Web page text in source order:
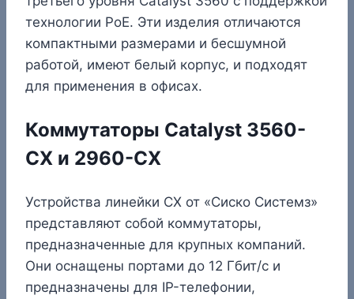
технологии PoE. Эти изделия отличаются
компактными размерами и бесшумной
работой, имеют белый корпус, и подходят
для применения в офисах.
Коммутаторы Catalyst 3560-
CX и 2960-CX
Устройства линейки CX от «Сиско Системз»
представляют собой коммутаторы,
предназначенные для крупных компаний.
Они оснащены портами до 12 Гбит/с и
предназначены для IP-телефонии,